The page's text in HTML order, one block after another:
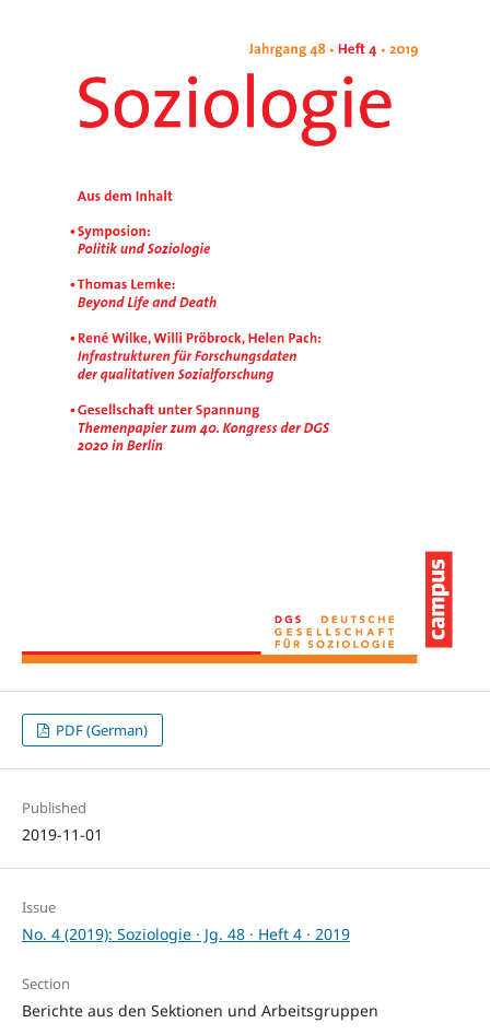
PDF (German)
Published
2019-11-01
Issue
No. 4 (2019): Soziologie · Jg. 48 · Heft 4 · 2019
Section
Berichte aus den Sektionen und Arbeitsgruppen